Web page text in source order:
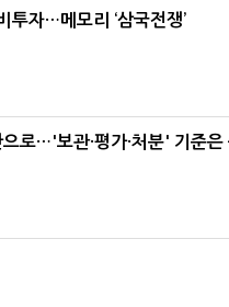
투자…메모리 ‘삼국전쟁’
로…'보관·평가·처분' 기준은